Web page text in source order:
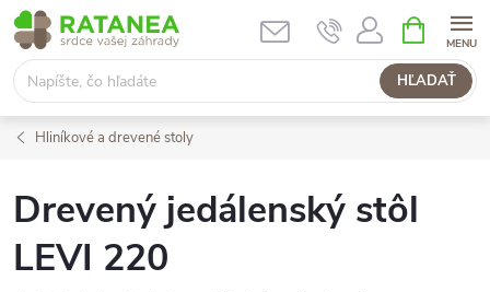
Prejsť
na
obsah
HĽADAŤ
KOŠÍK
Hliníkové a drevené stoly
Drevený jedálenský stôl
LEVI 220